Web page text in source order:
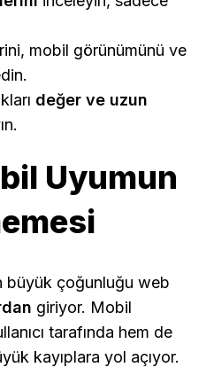
mobil görünümünü ve
değer ve uzun
Uyumun
büyük çoğunluğu web
giriyor. Mobil
tarafında hem de
kayıplara yol açıyor.